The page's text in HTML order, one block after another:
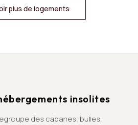
plus de logements
insolites
des cabanes, bulles,